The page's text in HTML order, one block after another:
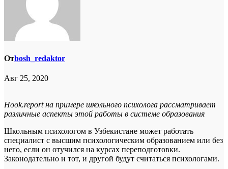
Отbosh_redaktor
Авг 25, 2020
Hook.reportна примере школьного психолога рассматривает
различные аспекты этой работы в системе образования
Школьным психологом в Узбекистане может работать
специалист с высшим психологическим образованием или без
него, если он отучился на курсах переподготовки.
Законодательно и тот, и другой будут считаться психологами.